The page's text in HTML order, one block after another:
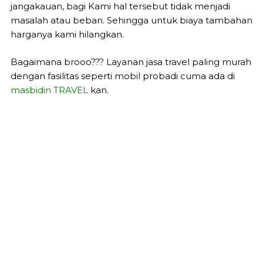
jangakauan, bagi Kami hal tersebut tidak menjadi
masalah atau beban. Sehingga untuk biaya tambahan
harganya kami hilangkan.
Bagaimana brooo??? Layanan jasa travel paling murah
dengan fasilitas seperti mobil probadi cuma ada di
masbidin TRAVEL kan.